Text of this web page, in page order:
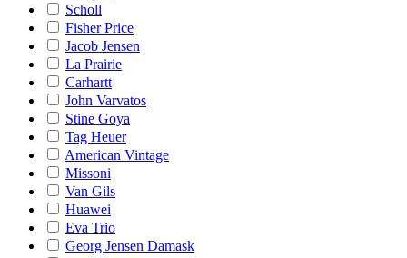
Scholl
Fisher Price
Jacob Jensen
La Prairie
Carhartt
John Varvatos
Stine Goya
Tag Heuer
American Vintage
Missoni
Van Gils
Huawei
Eva Trio
Georg Jensen Damask